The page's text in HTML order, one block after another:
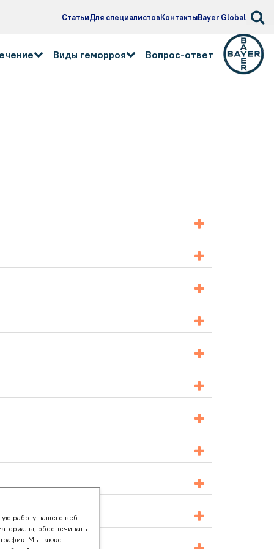
СтатьиДля специалистовКонтактыBayer Global
Виды геморроя Вопрос-ответ
работу нашего веб-
обеспечивать
Мы также